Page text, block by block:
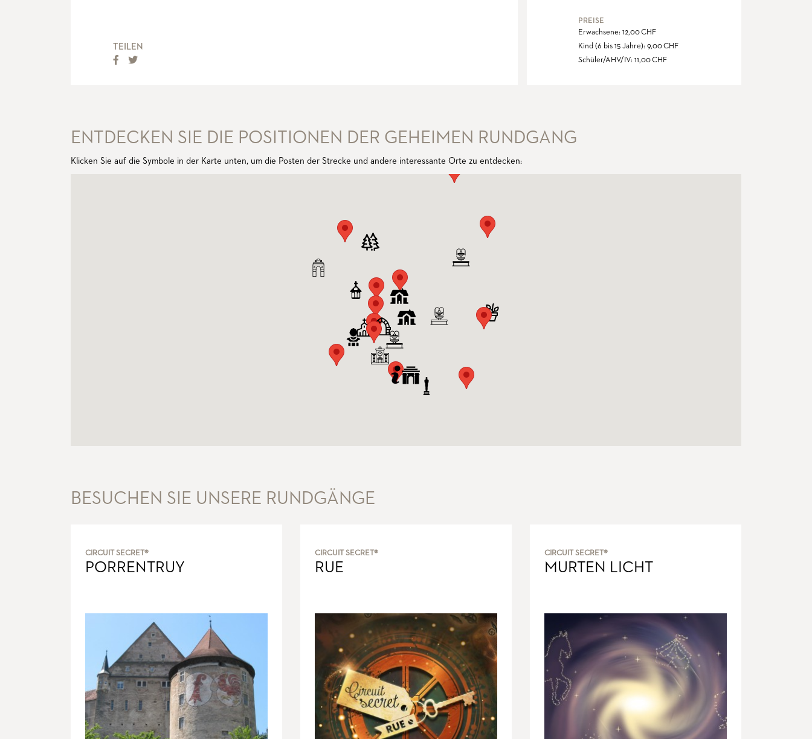
TEILEN
PREISE
Erwachsene: 12,00 CHF
Kind (6 bis 15 Jahre): 9,00 CHF
Schüler/AHV/IV: 11,00 CHF
ENTDECKEN SIE DIE POSITIONEN DER GEHEIMEN RUNDGANG
Klicken Sie auf die Symbole in der Karte unten, um die Posten der Strecke und andere interessante Orte zu entdecken:
BESUCHEN SIE UNSERE RUNDGÄNGE
CIRCUIT SECRET®
PORRENTRUY
CIRCUIT SECRET®
RUE
CIRCUIT SECRET®
MURTEN LICHT